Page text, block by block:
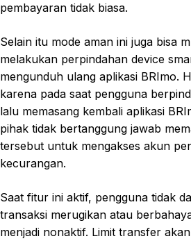
pembayaran tidak biasa.
Selain itu mode aman ini juga bisa
melakukan perpindahan device
mengunduh ulang aplikasi BRImo.
karena pada saat pengguna
lalu memasang kembali aplikasi
pihak tidak bertanggung jawab
tersebut untuk mengakses akun
kecurangan.
Saat fitur ini aktif, pengguna tidak
transaksi merugikan atau
menjadi nonaktif. Limit transfer